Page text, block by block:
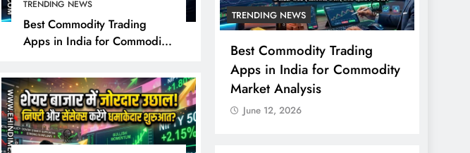
TRENDING NEWS
Best Commodity Trading
Apps in India for Commodity
Sandisk Shares में 10% से ज्यादा
बावजूद निवेशक क्यों हुए निराश?
June 12, 2026
TRENDING NEWS
Best Commodity Trading
Apps in India for Commodity
Market Analysis
June 12, 2026